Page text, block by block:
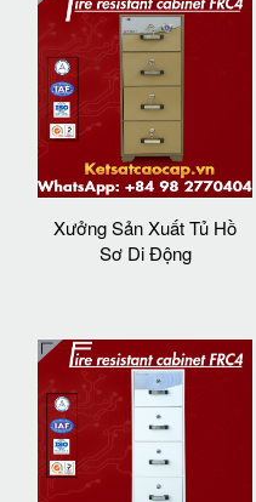
Xưởng Sản Xuất Tủ Hồ
Sơ Di Động